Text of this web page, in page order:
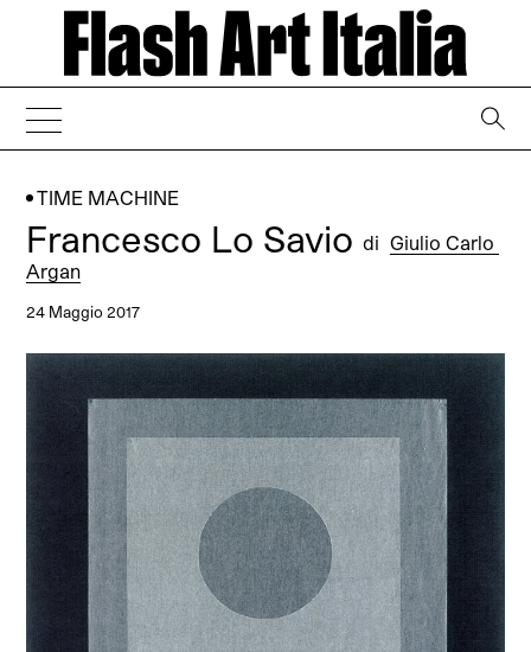
TIME MACHINE
Francesco Lo Saviodi Giulio Carlo
Argan
24 Maggio 2017